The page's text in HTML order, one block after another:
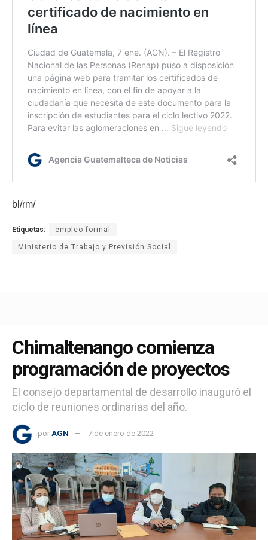
bl/rm/
Etiquetas: empleo formal
Ministerio de Trabajo y Previsión Social
Chimaltenango comienza
programación de proyectos
El consejo departamental de desarrollo inauguró el
ciclo de reuniones ordinarias del año.
por AGN 7 de enero de 2022